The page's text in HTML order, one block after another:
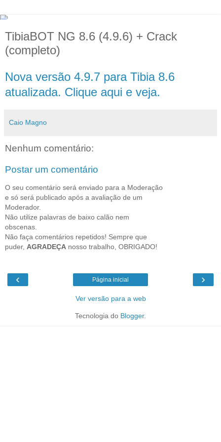
TibiaBOT NG 8.6 (4.9.6) + Crack
(completo)
Nova versão 4.9.7 para Tibia 8.6
atualizada. Clique aqui e veja.
Caio Magno
Nenhum comentário:
Postar um comentário
O seu comentário será enviado para a Moderação
e só será publicado após a avaliação de um
Moderador.
Não utilize palavras de baixo calão nem
obscenas.
Não faça comentários repetidos! Sempre que
puder, AGRADEÇA nosso trabalho, OBRIGADO!
‹ ›
Página inicial
Ver versão para a web
Tecnologia do Blogger.